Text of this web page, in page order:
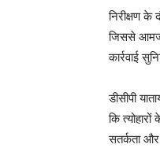
निरीक्षण के
जिससे
कार्रवाई
डीसीपी
कि
सतर्कता और